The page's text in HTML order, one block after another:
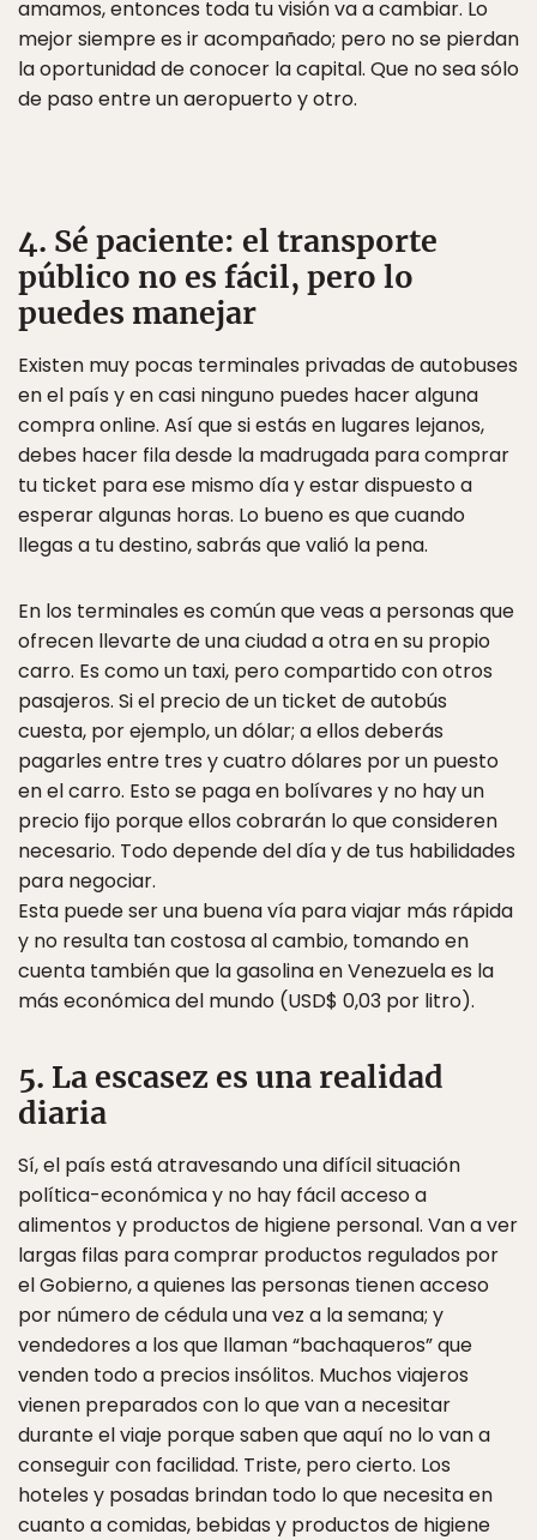
amamos, entonces toda tu visión va a cambiar. Lo
mejor siempre es ir acompañado; pero no se pierdan
la oportunidad de conocer la capital. Que no sea sólo
de paso entre un aeropuerto y otro.
4. Sé paciente: el transporte
público no es fácil, pero lo
puedes manejar
Existen muy pocas terminales privadas de autobuses
en el país y en casi ninguno puedes hacer alguna
compra online. Así que si estás en lugares lejanos,
debes hacer fila desde la madrugada para comprar
tu ticket para ese mismo día y estar dispuesto a
esperar algunas horas. Lo bueno es que cuando
llegas a tu destino, sabrás que valió la pena.
En los terminales es común que veas a personas que
ofrecen llevarte de una ciudad a otra en su propio
carro. Es como un taxi, pero compartido con otros
pasajeros. Si el precio de un ticket de autobús
cuesta, por ejemplo, un dólar; a ellos deberás
pagarles entre tres y cuatro dólares por un puesto
en el carro. Esto se paga en bolívares y no hay un
precio fijo porque ellos cobrarán lo que consideren
necesario. Todo depende del día y de tus habilidades
para negociar.
Esta puede ser una buena vía para viajar más rápida
y no resulta tan costosa al cambio, tomando en
cuenta también que la gasolina en Venezuela es la
más económica del mundo (USD$ 0,03 por litro).
5. La escasez es una realidad
diaria
Sí, el país está atravesando una difícil situación
política-económica y no hay fácil acceso a
alimentos y productos de higiene personal. Van a ver
largas filas para comprar productos regulados por
el Gobierno, a quienes las personas tienen acceso
por número de cédula una vez a la semana; y
vendedores a los que llaman “bachaqueros” que
venden todo a precios insólitos. Muchos viajeros
vienen preparados con lo que van a necesitar
durante el viaje porque saben que aquí no lo van a
conseguir con facilidad. Triste, pero cierto. Los
hoteles y posadas brindan todo lo que necesita en
cuanto a comidas, bebidas y productos de higiene